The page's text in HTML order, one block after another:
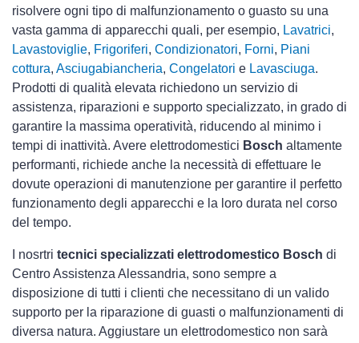
risolvere ogni tipo di malfunzionamento o guasto su una
vasta gamma di apparecchi quali, per esempio, Lavatrici,
Lavastoviglie, Frigoriferi, Condizionatori, Forni, Piani
cottura, Asciugabiancheria, Congelatori e Lavasciuga.
Prodotti di qualità elevata richiedono un servizio di
assistenza, riparazioni e supporto specializzato, in grado di
garantire la massima operatività, riducendo al minimo i
tempi di inattività. Avere elettrodomestici Bosch altamente
performanti, richiede anche la necessità di effettuare le
dovute operazioni di manutenzione per garantire il perfetto
funzionamento degli apparecchi e la loro durata nel corso
del tempo.
I nosrtri tecnici specializzati elettrodomestico Bosch di
Centro Assistenza Alessandria, sono sempre a
disposizione di tutti i clienti che necessitano di un valido
supporto per la riparazione di guasti o malfunzionamenti di
diversa natura. Aggiustare un elettrodomestico non sarà